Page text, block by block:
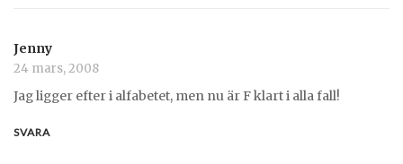
Jenny
24 mars, 2008
Jag ligger efter i alfabetet, men nu är F klart i alla fall!
SVARA